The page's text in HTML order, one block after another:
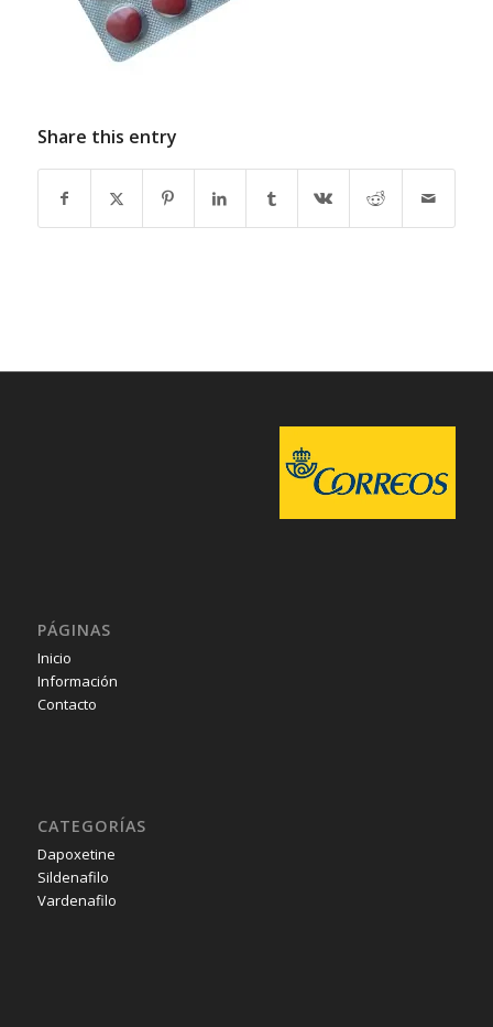
Share this entry
PÁGINAS
Inicio
Información
Contacto
CATEGORÍAS
Dapoxetine
Sildenafilo
Vardenafilo